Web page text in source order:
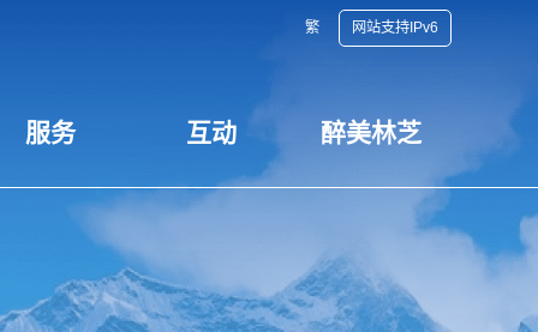
繁 网站支持IPv6
服务 互动 醉美林芝